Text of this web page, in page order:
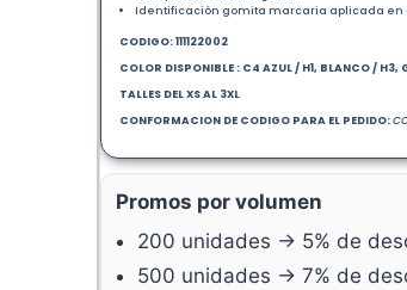
Identificación gomita marcaria aplicada en
CODIGO:111122002
COLOR DISPONIBLE : C4 AZUL / H1, BLANCO / H3,
TALLES DEL XS AL 3XL
CONFORMACION DE CODIGO PARA EL PEDIDO:
Promos por volumen
200 unidades → 5% de
500 unidades → 7% de